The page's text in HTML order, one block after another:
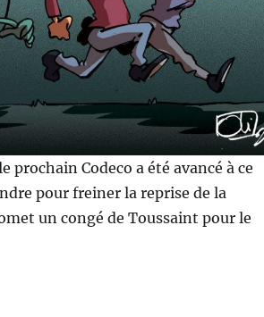
prochain Codeco a été avancé à ce
pour freiner la reprise de la
un congé de Toussaint pour le